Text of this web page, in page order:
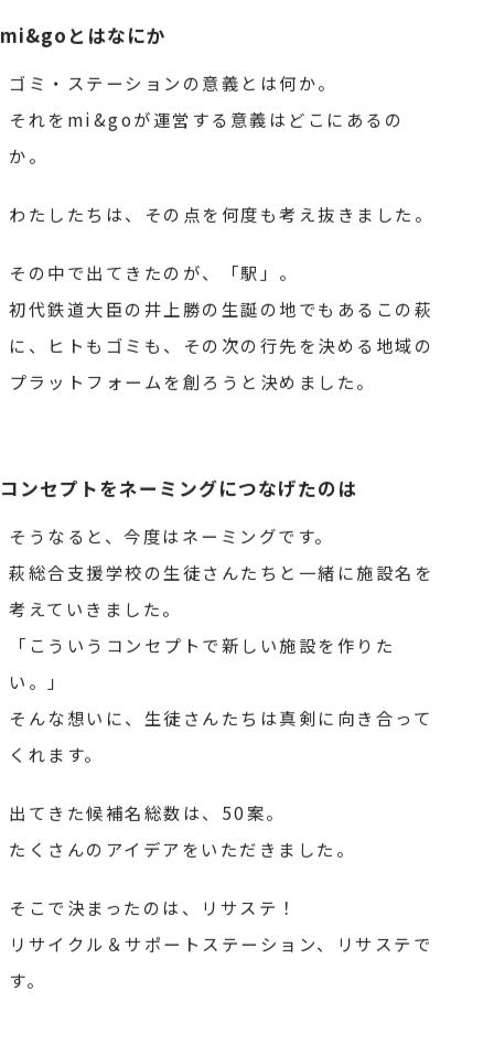
mi&goとはなにか
ゴミ・ステーションの意義とは何か。
それをmi&goが運営する意義はどこにあるの
か。
わたしたちは、その点を何度も考え抜きました。
その中で出てきたのが、「駅」。
初代鉄道大臣の井上勝の生誕の地でもあるこの萩
に、
ヒトもゴミも、その次の行先を決める地域の
プラットフォームを創ろうと決めました。
コンセプトをネーミングにつなげたのは
そうなると、今度はネーミングです。
萩総合支援学校の生徒さんたちと 一緒に施設名を
考えていきました。
「こういうコンセプトで新しい施設を作りた
い。」
そんな想いに、生徒さんたちは真剣に向き合って
くれます。
出てきた候補名総数は、50案。
たくさんのアイデアをいただきました。
そこで決まったのは、リサステ！
リサイクル＆サポートステーション、リサステで
す。